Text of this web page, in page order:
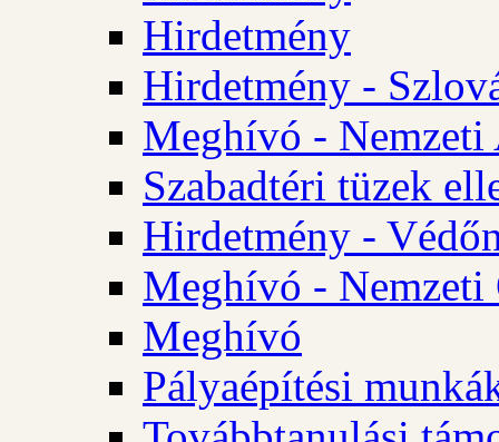
Hirdetmény
Hirdetmény -
Meghívó - Nemzeti
Szabadtéri tüzek
Hirdetmény -
Meghívó - Nemzeti
Meghívó
Pályaépítési